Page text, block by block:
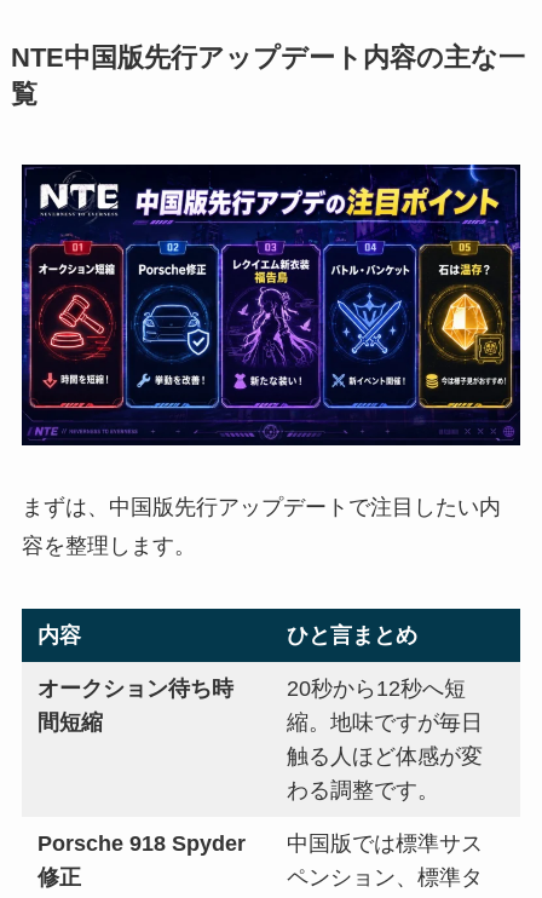
NTE中国版先行アップデート内容の主な一
覧
まずは、中国版先行アップデートで注目したい内
容を整理します。
内容 ひと言まとめ
オークション待ち時
間短縮
20秒から12秒へ短
縮。地味ですが毎日
触る人ほど体感が変
わる調整です。
Porsche 918 Spyder
修正
中国版では標準サス
ペンション、標準タ